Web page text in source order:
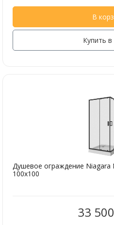
В
Купить в
Душевое ограждение Niagara
100х100
33